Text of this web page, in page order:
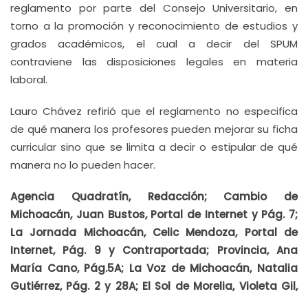
reglamento por parte del Consejo Universitario, en
torno a la promoción y reconocimiento de estudios y
grados académicos, el cual a decir del SPUM
contraviene las disposiciones legales en materia
laboral.
Lauro Chávez refirió que el reglamento no especifica
de qué manera los profesores pueden mejorar su ficha
curricular sino que se limita a decir o estipular de qué
manera no lo pueden hacer.
Agencia Quadratín, Redacción; Cambio de
Michoacán, Juan Bustos, Portal de Internet y Pág. 7;
La Jornada Michoacán, Celic Mendoza, Portal de
Internet, Pág. 9 y Contraportada; Provincia, Ana
María Cano, Pág.5A; La Voz de Michoacán, Natalia
Gutiérrez, Pág. 2 y 28A; El Sol de Morelia, Violeta Gil,